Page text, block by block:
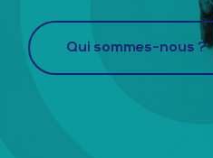
Qui sommes-nous ?